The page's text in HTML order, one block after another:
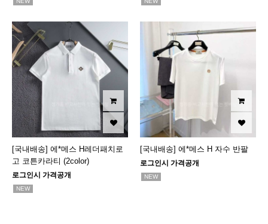
[국내배송] 에*메스 H레더패치로
고 코튼카라티 (2color)
로그인시 가격공개
NEW
[국내배송] 에*메스 H 자수 반팔
로그인시 가격공개
NEW